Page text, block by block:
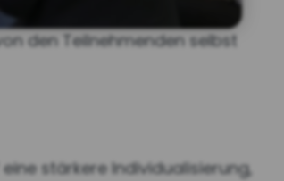
den Teilnehmenden selbst
stärkere Individualisierung,